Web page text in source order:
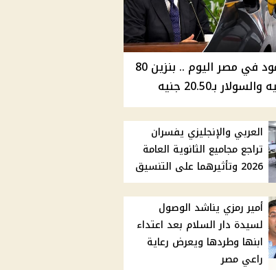
أسعار الوقود في مصر اليوم .. بنزين 80
العربي والإنجليزي يفسران
تراجع مجاميع الثانوية العامة
2026 وتأثيرهما على التنسيق
أمير رمزي يناشد الوصول
لسيدة دار السلام بعد اعتداء
ابنها وطردها ويعرض رعاية
راعي مصر